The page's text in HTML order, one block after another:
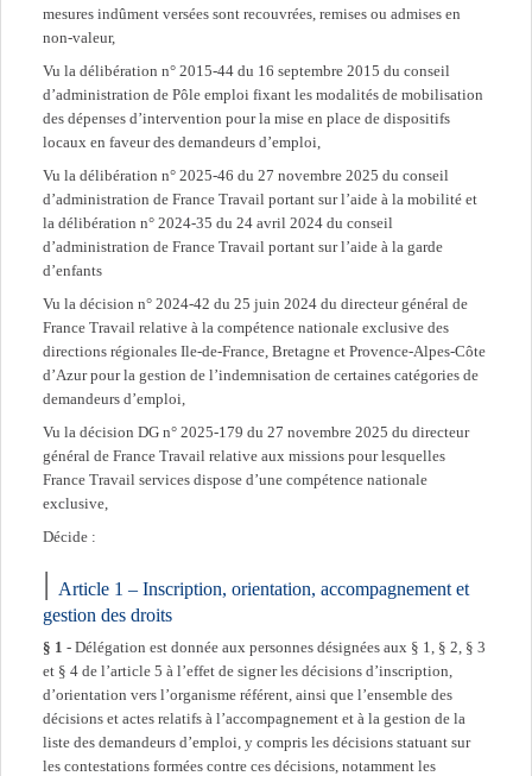
mesures indûment versées sont recouvrées, remises ou admises en
non-valeur,
Vu la délibération n° 2015-44 du 16 septembre 2015 du conseil
d’administration de Pôle emploi fixant les modalités de mobilisation
des dépenses d’intervention pour la mise en place de dispositifs
locaux en faveur des demandeurs d’emploi,
Vu la délibération n° 2025-46 du 27 novembre 2025 du conseil
d’administration de France Travail portant sur l’aide à la mobilité et
la délibération n° 2024-35 du 24 avril 2024 du conseil
d’administration de France Travail portant sur l’aide à la garde
d’enfants
Vu la décision n° 2024-42 du 25 juin 2024 du directeur général de
France Travail relative à la compétence nationale exclusive des
directions régionales Ile-de-France, Bretagne et Provence-Alpes-Côte
d’Azur pour la gestion de l’indemnisation de certaines catégories de
demandeurs d’emploi,
Vu la décision DG n° 2025-179 du 27 novembre 2025 du directeur
général de France Travail relative aux missions pour lesquelles
France Travail services dispose d’une compétence nationale
exclusive,
Décide :
Article 1 – Inscription, orientation, accompagnement et
gestion des droits
§ 1 - Délégation est donnée aux personnes désignées aux § 1, § 2, § 3
et § 4 de l’article 5 à l’effet de signer les décisions d’inscription,
d’orientation vers l’organisme référent, ainsi que l’ensemble des
décisions et actes relatifs à l’accompagnement et à la gestion de la
liste des demandeurs d’emploi, y compris les décisions statuant sur
les contestations formées contre ces décisions, notamment les